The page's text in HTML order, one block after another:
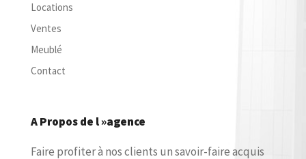
Locations
Ventes
Meublé
Contact
A Propos de l »agence
Faire profiter à nos clients un savoir-faire acquis